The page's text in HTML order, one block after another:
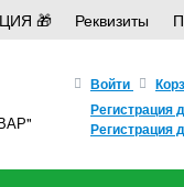
🎁 Реквизиты
Войти
Регистрация
Регистрация